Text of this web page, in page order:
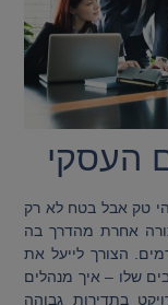
העסקי
טק אבל בטח לא רק
אחרת מהדרך בה
הצורך לייעל את
שלו – איך מנהלים
בתדירות גבוהה